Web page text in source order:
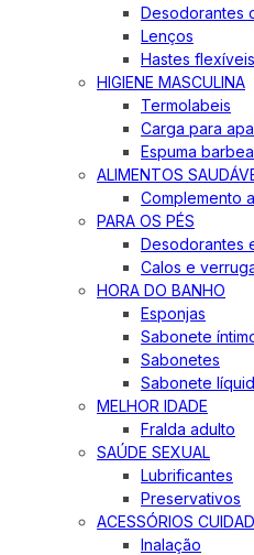
Desodorantes
Lenços
Hastes flexíveis
HIGIENE MASCULINA
Termolabeis
Carga para
Espuma
ALIMENTOS
Complemento
PARA OS PÉS
Desodorantes
Calos e
HORA DO BANHO
Esponjas
Sabonete
Sabonetes
Sabonete
MELHOR IDADE
Fralda adulto
SAÚDE SEXUAL
Lubrificantes
Preservativos
ACESSÓRIOS
Inalação